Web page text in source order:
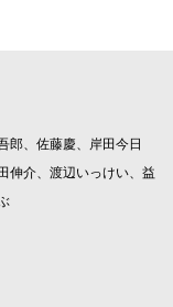
郎、佐藤慶、岸田今日
伸介、渡辺いっけい、益